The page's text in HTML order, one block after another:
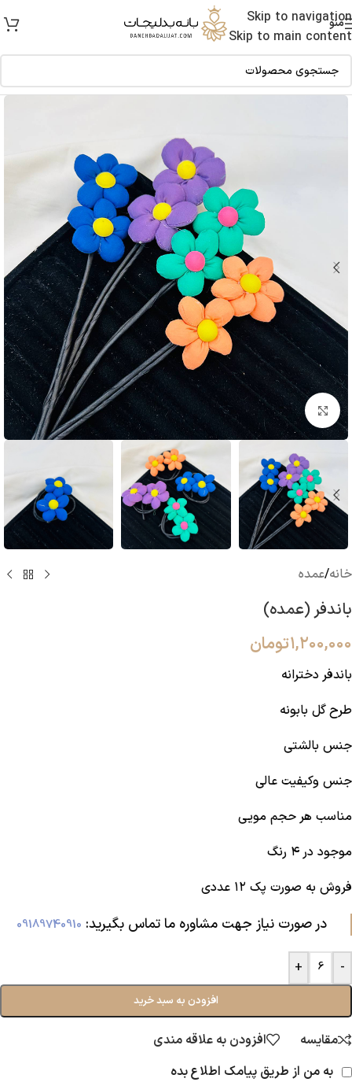
Skip to navigation
Skip to main content
منو
بزرگنمایی تصویر
خانه/عمده
باندفر (عمده)
۱,۲۰۰,۰۰۰تومان
باندفر دخترانه
طرح گل بابونه
جنس بالشتی
جنس و‌کیفیت عالی
مناسب هر حجم مویی
موجود در ۴ رنگ
فروش به صورت پک ۱۲ عددی
در صورت نیاز جهت مشاوره ما تماس بگیرید:‌ 09189740910
-
+
افزودن به سبد خرید
مقایسه
افزودن به علاقه مندی
به من از طریق پیامک اطلاع بده